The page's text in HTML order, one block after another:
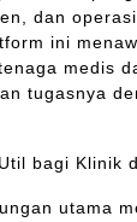
dan
ini
medis
tugasnya
bagi Klinik
utama